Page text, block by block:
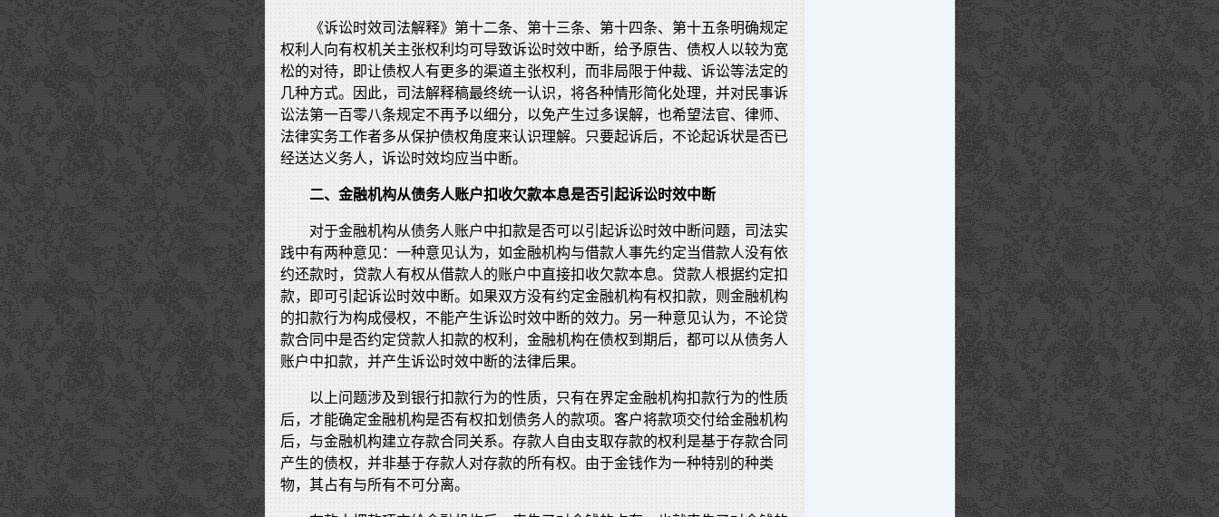
《诉讼时效司法解释》第十二条、第十三条、第十四条、第十五条明确规定
权利人向有权机关主张权利均可导致诉讼时效中断，给予原告、债权人以较为宽
松的对待，即让债权人有更多的渠道主张权利，而非局限于仲裁、诉讼等法定的
几种方式。因此，司法解释稿最终统一认识，将各种情形简化处理，并对民事诉
讼法第一百零八条规定不再予以细分，以免产生过多误解，也希望法官、律师、
法律实务工作者多从保护债权角度来认识理解。只要起诉后，不论起诉状是否已
经送达义务人，诉讼时效均应当中断。
二、金融机构从债务人账户扣收欠款本息是否引起诉讼时效中断
对于金融机构从债务人账户中扣款是否可以引起诉讼时效中断问题，司法实
践中有两种意见：一种意见认为，如金融机构与借款人事先约定当借款人没有依
约还款时，贷款人有权从借款人的账户中直接扣收欠款本息。贷款人根据约定扣
款，即可引起诉讼时效中断。如果双方没有约定金融机构有权扣款，则金融机构
的扣款行为构成侵权，不能产生诉讼时效中断的效力。另一种意见认为，不论贷
款合同中是否约定贷款人扣款的权利，金融机构在债权到期后，都可以从债务人
账户中扣款，并产生诉讼时效中断的法律后果。
以上问题涉及到银行扣款行为的性质，只有在界定金融机构扣款行为的性质
后，才能确定金融机构是否有权扣划债务人的款项。客户将款项交付给金融机构
后，与金融机构建立存款合同关系。存款人自由支取存款的权利是基于存款合同
产生的债权，并非基于存款人对存款的所有权。由于金钱作为一种特别的种类
物，其占有与所有不可分离。